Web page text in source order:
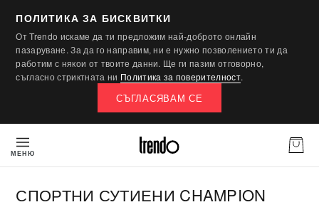
ПОЛИТИКА ЗА БИСКВИТКИ
От Trendo искаме да ти предложим най-доброто онлайн
пазаруване. За да го направим, ни е нужно позволението ти да
работим с някои от твоите данни. Ще ги пазим отговорно,
съгласно стриктната ни Политика за поверителност.
СЪГЛАСЯВАМ СЕ
МЕНЮ
СПОРТНИ СУТИЕНИ CHAMPION